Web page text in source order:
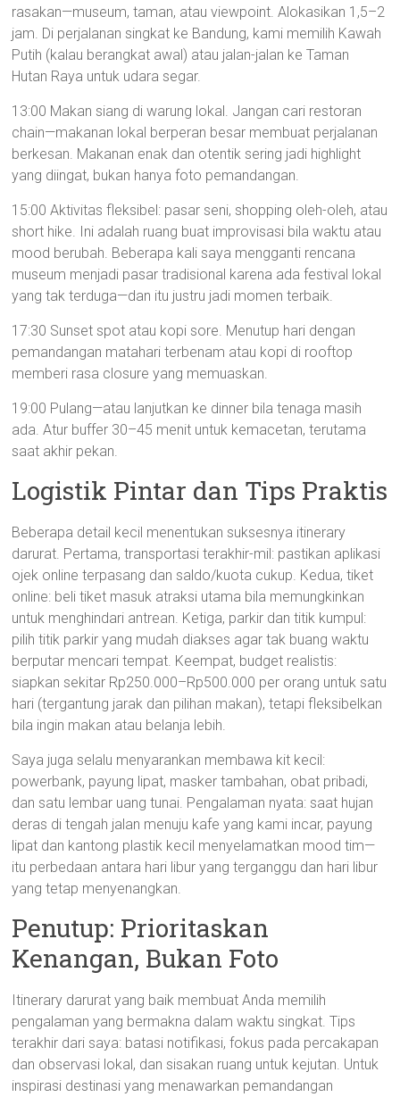
rasakan—museum, taman, atau viewpoint. Alokasikan 1,5–2
jam. Di perjalanan singkat ke Bandung, kami memilih Kawah
Putih (kalau berangkat awal) atau jalan-jalan ke Taman
Hutan Raya untuk udara segar.
13:00 Makan siang di warung lokal. Jangan cari restoran
chain—makanan lokal berperan besar membuat perjalanan
berkesan. Makanan enak dan otentik sering jadi highlight
yang diingat, bukan hanya foto pemandangan.
15:00 Aktivitas fleksibel: pasar seni, shopping oleh-oleh, atau
short hike. Ini adalah ruang buat improvisasi bila waktu atau
mood berubah. Beberapa kali saya mengganti rencana
museum menjadi pasar tradisional karena ada festival lokal
yang tak terduga—dan itu justru jadi momen terbaik.
17:30 Sunset spot atau kopi sore. Menutup hari dengan
pemandangan matahari terbenam atau kopi di rooftop
memberi rasa closure yang memuaskan.
19:00 Pulang—atau lanjutkan ke dinner bila tenaga masih
ada. Atur buffer 30–45 menit untuk kemacetan, terutama
saat akhir pekan.
Logistik Pintar dan Tips Praktis
Beberapa detail kecil menentukan suksesnya itinerary
darurat. Pertama, transportasi terakhir-mil: pastikan aplikasi
ojek online terpasang dan saldo/kuota cukup. Kedua, tiket
online: beli tiket masuk atraksi utama bila memungkinkan
untuk menghindari antrean. Ketiga, parkir dan titik kumpul:
pilih titik parkir yang mudah diakses agar tak buang waktu
berputar mencari tempat. Keempat, budget realistis:
siapkan sekitar Rp250.000–Rp500.000 per orang untuk satu
hari (tergantung jarak dan pilihan makan), tetapi fleksibelkan
bila ingin makan atau belanja lebih.
Saya juga selalu menyarankan membawa kit kecil:
powerbank, payung lipat, masker tambahan, obat pribadi,
dan satu lembar uang tunai. Pengalaman nyata: saat hujan
deras di tengah jalan menuju kafe yang kami incar, payung
lipat dan kantong plastik kecil menyelamatkan mood tim—
itu perbedaan antara hari libur yang terganggu dan hari libur
yang tetap menyenangkan.
Penutup: Prioritaskan
Kenangan, Bukan Foto
Itinerary darurat yang baik membuat Anda memilih
pengalaman yang bermakna dalam waktu singkat. Tips
terakhir dari saya: batasi notifikasi, fokus pada percakapan
dan observasi lokal, dan sisakan ruang untuk kejutan. Untuk
inspirasi destinasi yang menawarkan pemandangan